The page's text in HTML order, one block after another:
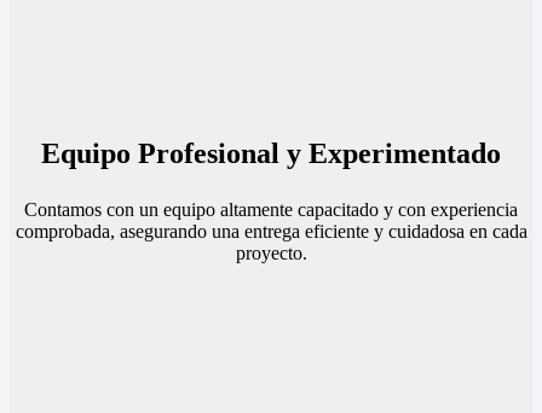
Equipo Profesional y Experimentado
Contamos con un equipo altamente capacitado y con experiencia
comprobada, asegurando una entrega eficiente y cuidadosa en cada
proyecto.